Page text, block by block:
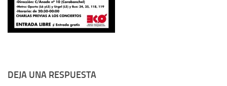
DEJA UNA RESPUESTA